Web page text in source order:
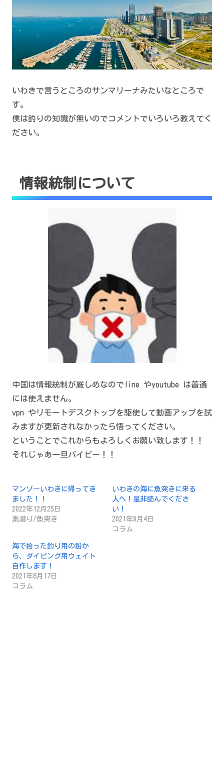
いわきで言うところのサンマリーナみたいなところで
す。
僕は釣りの知識が無いのでコメントでいろいろ教えてく
ださい。
情報統制について
中国は情報統制が厳しめなのでline やyoutube は普通
には使えません。
vpn やリモートデスクトップを駆使して動画アップを試
みますが更新されなかったら悟ってください。
ということでこれからもよろしくお願い致します！！
それじゃあ一旦バイビー！！
マンゾーいわきに帰ってき
ました！！
2022年12月25日
素潜り/魚突き
いわきの海に魚突きに来る
人へ！是非読んでくださ
い！
2021年9月4日
コラム
海で拾った釣り用の鉛か
ら、ダイビング用ウェイト
自作します！
2021年8月17日
コラム